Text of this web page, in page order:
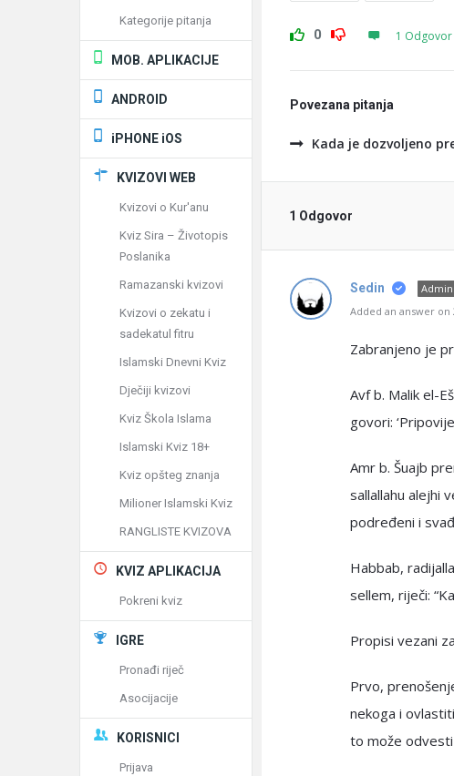
0 1 Odgovor
Povezana pitanja
Kada je dozvoljeno
1 Odgovor
Sedin
Admin
Added an answer on
Zabranjeno je
Avf b. Malik el-
govori:
Amr b. Šuajb
sallallahu alejhi
podređeni i
Habbab,
sellem, riječi:
Propisi vezani
Prvo,
nekoga i
to može odvesti
Kategorije pitanja
MOB. APLIKACIJE
ANDROID
iPHONE iOS
KVIZOVI WEB
Kvizovi o Kur'anu
Kviz Sira – Životopis
Poslanika
Ramazanski kvizovi
Kvizovi o zekatu i
sadekatul fitru
Islamski Dnevni Kviz
Dječiji kvizovi
Kviz Škola Islama
Islamski Kviz 18+
Kviz opšteg znanja
Milioner Islamski Kviz
RANGLISTE KVIZOVA
KVIZ APLIKACIJA
Pokreni kviz
IGRE
Pronađi riječ
Asocijacije
KORISNICI
Prijava